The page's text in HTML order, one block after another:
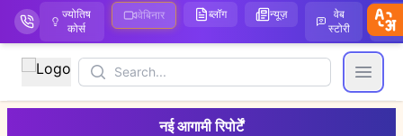
ज्योतिष
कोर्स
वेबिनार ब्लॉग न्यूज़
वेब
स्टोरी
Search
Open
नई आगामी रिपोर्टें